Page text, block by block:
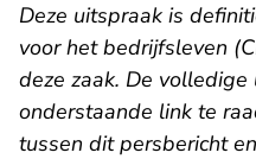
Deze uitspraak is
voor het bedrijfsleven
deze zaak. De volledige
onderstaande link te
tussen dit persbericht